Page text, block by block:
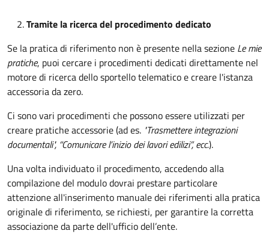
Tramite la ricerca del procedimento dedicato
Se la pratica di riferimento non è presente nella sezione Le mie
pratiche, puoi cercare i procedimenti dedicati direttamente nel
motore di ricerca dello sportello telematico e creare l'istanza
accessoria da zero.
Ci sono vari procedimenti che possono essere utilizzati per
creare pratiche accessorie (ad es. "Trasmettere integrazioni
documentali", “Comunicare l’inizio dei lavori edilizi”, ecc.).
Una volta individuato il procedimento, accedendo alla
compilazione del modulo dovrai prestare particolare
attenzione all'inserimento manuale dei riferimenti alla pratica
originale di riferimento, se richiesti, per garantire la corretta
associazione da parte dell'ufficio dell’ente.